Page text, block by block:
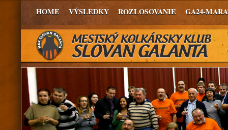
HOME VÝSLEDKY ROZLOSOVANIE GA24-